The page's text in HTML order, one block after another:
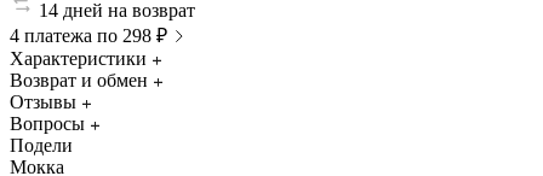
14 дней на возврат
4 платежа по 298 ₽
Характеристики
Возврат и обмен
Отзывы
Вопросы
Подели
Мокка